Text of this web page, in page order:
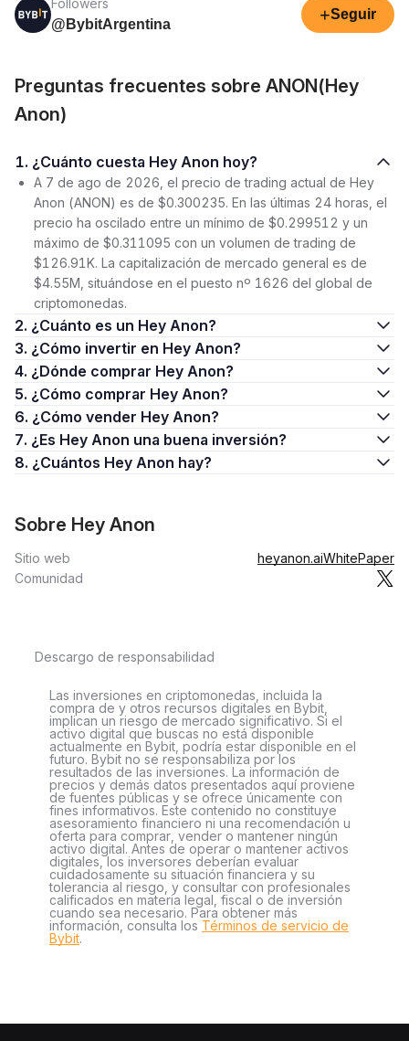
Followers
@BybitArgentina
+Seguir
Preguntas frecuentes sobre ANON(Hey
Anon)
1. ¿Cuánto cuesta Hey Anon hoy?
A 7 de ago de 2026, el precio de trading actual de Hey
Anon (ANON) es de $0.300235. En las últimas 24 horas, el
precio ha oscilado entre un mínimo de $0.299512 y un
máximo de $0.311095 con un volumen de trading de
$126.91K. La capitalización de mercado general es de
$4.55M, situándose en el puesto nº 1626 del global de
criptomonedas.
2. ¿Cuánto es un Hey Anon?
3. ¿Cómo invertir en Hey Anon?
4. ¿Dónde comprar Hey Anon?
5. ¿Cómo comprar Hey Anon?
6. ¿Cómo vender Hey Anon?
7. ¿Es Hey Anon una buena inversión?
8. ¿Cuántos Hey Anon hay?
Sobre Hey Anon
Sitio web heyanon.aiWhitePaper
Comunidad
Descargo de responsabilidad
Las inversiones en criptomonedas, incluida la
compra de y otros recursos digitales en Bybit,
implican un riesgo de mercado significativo. Si el
activo digital que buscas no está disponible
actualmente en Bybit, podría estar disponible en el
futuro. Bybit no se responsabiliza por los
resultados de las inversiones. La información de
precios y demás datos presentados aquí proviene
de fuentes públicas y se ofrece únicamente con
fines informativos. Este contenido no constituye
asesoramiento financiero ni una recomendación u
oferta para comprar, vender o mantener ningún
activo digital. Antes de operar o mantener activos
digitales, los inversores deberían evaluar
cuidadosamente su situación financiera y su
tolerancia al riesgo, y consultar con profesionales
calificados en materia legal, fiscal o de inversión
cuando sea necesario. Para obtener más
información, consulta los Términos de servicio de
Bybit.